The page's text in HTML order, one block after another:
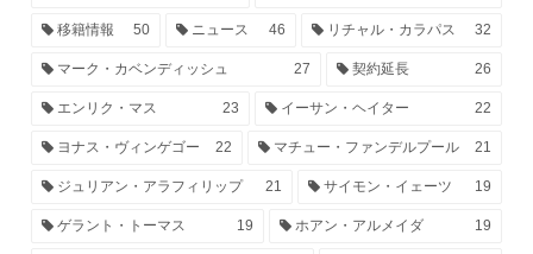
移籍情報 50 ニュース 46 リチャル・カラパス 32
マーク・カベンディッシュ 27 契約延長 26
エンリク・マス 23 イーサン・ヘイター 22
ヨナス・ヴィンゲゴー 22 マチュー・ファンデルプール 21
ジュリアン・アラフィリップ 21 サイモン・イェーツ 19
ゲラント・トーマス 19 ホアン・アルメイダ 19